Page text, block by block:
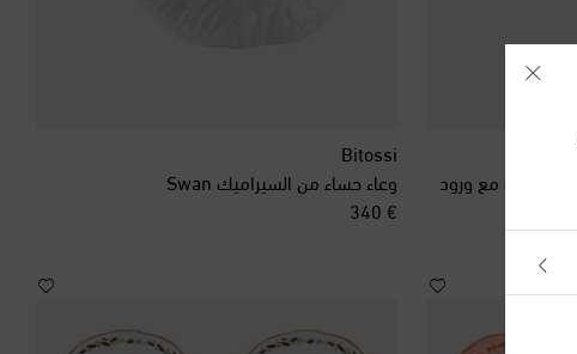
Bitossi
وعاء حساء من السيراميك Swan
€ 340
original price